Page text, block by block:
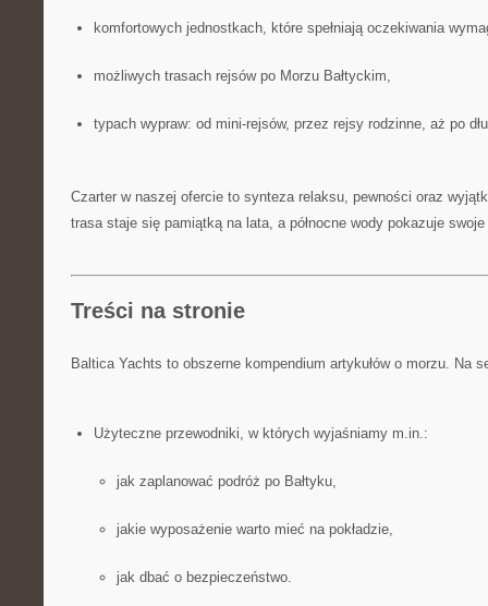
komfortowych jednostkach, które spełniają oczekiwania
możliwych trasach rejsów po Morzu Bałtyckim,
typach wypraw: od mini-rejsów, przez rejsy rodzinne, aż po
Czarter w naszej ofercie to synteza relaksu, pewności oraz
trasa staje się pamiątką na lata, a północne wody pokazuje
Treści na stronie
Baltica Yachts to obszerne kompendium artykułów o morzu. Na
Użyteczne przewodniki, w których wyjaśniamy m.in.:
jak zaplanować podróż po Bałtyku,
jakie wyposażenie warto mieć na pokładzie,
jak dbać o bezpieczeństwo.